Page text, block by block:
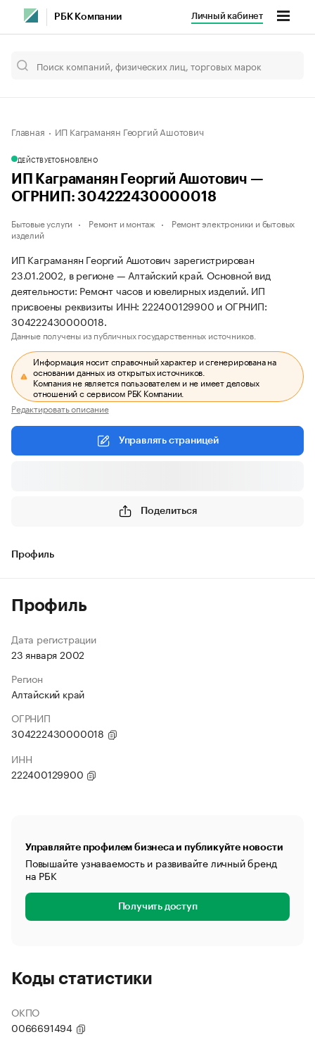
РБК Компании Личный кабинет
Главная ИП Каграманян Георгий Ашотович
ДЕЙСТВУЕТОБНОВЛЕНО
ИП Каграманян Георгий Ашотович —
ОГРНИП: 304222430000018
Бытовые услуги Ремонт и монтаж
Ремонт электроники и бытовых
изделий
ИП Каграманян Георгий Ашотович зарегистрирован
23.01.2002, в регионе — Алтайский край. Основной вид
деятельности: Ремонт часов и ювелирных изделий. ИП
присвоены реквизиты ИНН: 222400129900 и ОГРНИП:
304222430000018.
Данные получены из публичных государственных источников.
Информация носит справочный характер и сгенерирована на
основании данных из открытых источников.
Компания не является пользователем и не имеет деловых
отношений с сервисом РБК Компании.
Редактировать описание
Управлять страницей
Поделиться
Профиль
Профиль
Дата регистрации
23 января 2002
Регион
Алтайский край
ОГРНИП
304222430000018
ИНН
222400129900
Управляйте профилем бизнеса и публикуйте новости
Повышайте узнаваемость и развивайте личный бренд
на РБК
Получить доступ
Коды статистики
ОКПО
0066691494